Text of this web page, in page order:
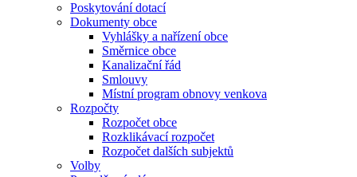
Poskytování dotací
Dokumenty obce
Vyhlášky a nařízení obce
Směrnice obce
Kanalizační řád
Smlouvy
Místní program obnovy venkova
Rozpočty
Rozpočet obce
Rozklikávací rozpočet
Rozpočet dalších subjektů
Volby